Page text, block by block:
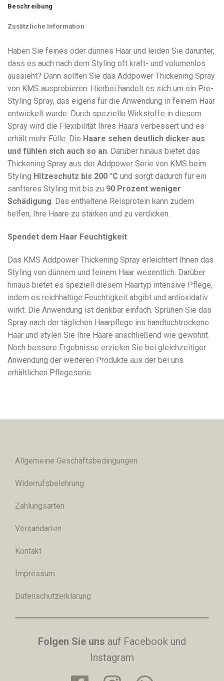
Beschreibung
Zusätzliche Information
Haben Sie feines oder dünnes Haar und leiden Sie darunter,
dass es auch nach dem Styling oft kraft- und volumenlos
aussieht? Dann sollten Sie das Addpower Thickening Spray
von KMS ausprobieren. Hierbei handelt es sich um ein Pre-
Styling Spray, das eigens für die Anwendung in feinem Haar
entwickelt wurde. Durch spezielle Wirkstoffe in diesem
Spray wird die Flexibilität Ihres Haars verbessert und es
erhält mehr Fülle. Die Haare sehen deutlich dicker aus
und fühlen sich auch so an. Darüber hinaus bietet das
Thickening Spray aus der Addpower Serie von KMS beim
Styling Hitzeschutz bis 200 °C und sorgt dadurch für ein
sanfteres Styling mit bis zu 90 Prozent weniger
Schädigung. Das enthaltene Reisprotein kann zudem
helfen, Ihre Haare zu stärken und zu verdicken.
Spendet dem Haar Feuchtigkeit
Das KMS Addpower Thickening Spray erleichtert Ihnen das
Styling von dünnem und feinem Haar wesentlich. Darüber
hinaus bietet es speziell diesem Haartyp intensive Pflege,
indem es reichhaltige Feuchtigkeit abgibt und antioxidativ
wirkt. Die Anwendung ist denkbar einfach. Sprühen Sie das
Spray nach der täglichen Haarpflege ins handtuchtrockene
Haar und stylen Sie Ihre Haare anschließend wie gewohnt.
Noch bessere Ergebnisse erzielen Sie bei gleichzeitiger
Anwendung der weiteren Produkte aus der bei uns
erhältlichen Pflegeserie.
Allgemeine Geschäftsbedingungen
Widerrufsbelehrung
Zahlungsarten
Versandarten
Kontakt
Impressum
Datenschutzerklärung
Folgen Sie uns auf Facebook und
Instagram